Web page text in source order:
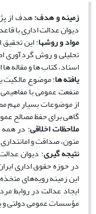
زمینه و هدف:هدف از
دیوان عدالت اداری با
مواد و روش­ها: این
تحلیلی و روش گرد‏آوری
اسناد، کتاب­ ها و مقاله­
یافته­ ها: موضوع مالکیت
منفعت عمومی با
از موضوعات بسیار مهم
گاهی برای حفظ مصالح
ملاحظات اخلاقی: در
متون، صداقت و
نتیجه­ گیری: دیوان
در حوزه حقوق اداری
این زمینه رویه‌های
ایجاد عدالت در روابط
مؤسسات عمومی دولتی و